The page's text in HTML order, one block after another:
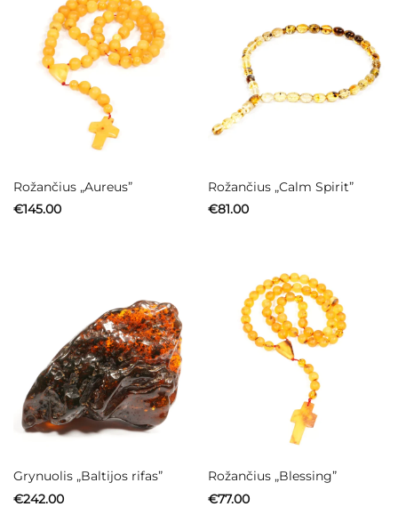
Rožančius „Aureus”
€145.00
Rožančius „Calm Spirit”
€81.00
Grynuolis „Baltijos rifas”
€242.00
Rožančius „Blessing”
€77.00